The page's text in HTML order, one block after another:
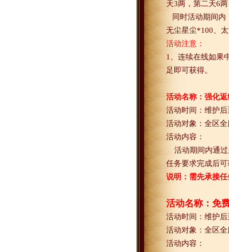
天3两，第二天6
同时活动期间内
无尘星尘*100 、
活动注意：
1
、连续在线如
足即可获得。
活动名称：强化返
活动时间：维护后
活动对象：全区全
活动内容：
活动期间内通
任务要求完成后
说明：需先承接
活动名称：免
活动时间：维护后
活动对象：全区全
活动内容：